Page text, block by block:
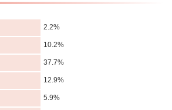
2.2%
10.2%
37.7%
12.9%
5.9%